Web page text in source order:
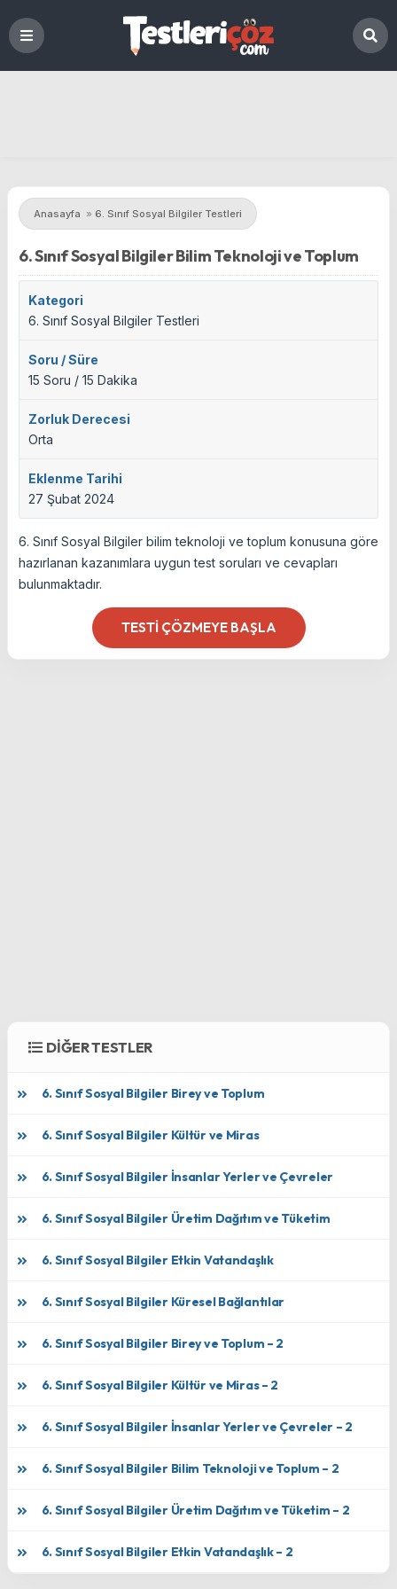
Anasayfa » 6. Sınıf Sosyal Bilgiler Testleri
6. Sınıf Sosyal Bilgiler Bilim Teknoloji ve Toplum
Kategori
6. Sınıf Sosyal Bilgiler Testleri
Soru / Süre
15 Soru / 15 Dakika
Zorluk Derecesi
Orta
Eklenme Tarihi
27 Şubat 2024
6. Sınıf Sosyal Bilgiler bilim teknoloji ve toplum konusuna göre
hazırlanan kazanımlara uygun test soruları ve cevapları
bulunmaktadır.
TESTI ÇÖZMEYE BAŞLA
DİĞER TESTLER
6. Sınıf Sosyal Bilgiler Birey ve Toplum
6. Sınıf Sosyal Bilgiler Kültür ve Miras
6. Sınıf Sosyal Bilgiler İnsanlar Yerler ve Çevreler
6. Sınıf Sosyal Bilgiler Üretim Dağıtım ve Tüketim
6. Sınıf Sosyal Bilgiler Etkin Vatandaşlık
6. Sınıf Sosyal Bilgiler Küresel Bağlantılar
6. Sınıf Sosyal Bilgiler Birey ve Toplum – 2
6. Sınıf Sosyal Bilgiler Kültür ve Miras – 2
6. Sınıf Sosyal Bilgiler İnsanlar Yerler ve Çevreler – 2
6. Sınıf Sosyal Bilgiler Bilim Teknoloji ve Toplum – 2
6. Sınıf Sosyal Bilgiler Üretim Dağıtım ve Tüketim – 2
6. Sınıf Sosyal Bilgiler Etkin Vatandaşlık – 2